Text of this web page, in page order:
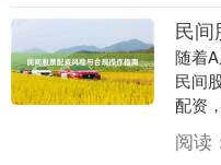
民间
随着
民间
配资
大杠
放大
阅读